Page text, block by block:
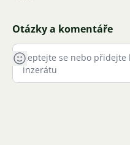
Otázky a komentáře